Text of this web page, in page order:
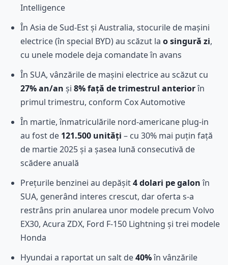
Intelligence
În Asia de Sud-Est și Australia, stocurile de mașini
electrice (în special BYD) au scăzut la o singură zi,
cu unele modele deja comandate în avans
În SUA, vânzările de mașini electrice au scăzut cu
27% an/an și 8% față de trimestrul anteriorîn
primul trimestru, conform Cox Automotive
În martie, înmatriculările nord-americane plug-in
au fost de 121.500 unități – cu 30% mai puțin față
de martie 2025 și a șasea lună consecutivă de
scădere anuală
Prețurile benzinei au depășit4 dolari pe galonîn
SUA, generând interes crescut, dar oferta s-a
restrâns prin anularea unor modele precum Volvo
EX30, Acura ZDX, Ford F-150 Lightning și trei modele
Honda
Hyundai a raportat un salt de40%în vânzările